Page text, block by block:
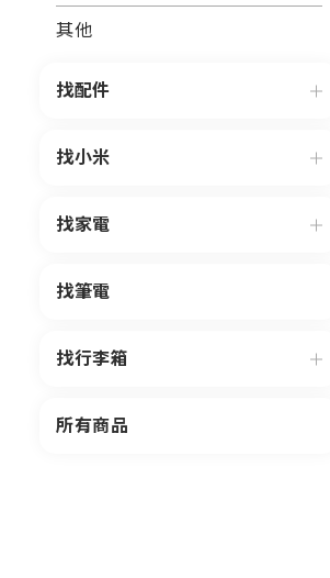
其他
找配件
找小米
找家電
找筆電
找行李箱
所有商品